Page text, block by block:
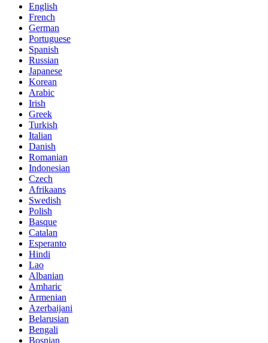
English
French
German
Portuguese
Spanish
Russian
Japanese
Korean
Arabic
Irish
Greek
Turkish
Italian
Danish
Romanian
Indonesian
Czech
Afrikaans
Swedish
Polish
Basque
Catalan
Esperanto
Hindi
Lao
Albanian
Amharic
Armenian
Azerbaijani
Belarusian
Bengali
Bosnian